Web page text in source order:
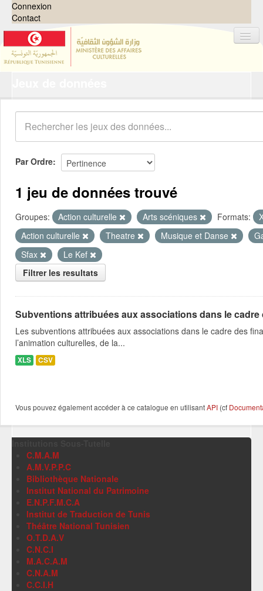
Connexion
Contact
Organisations
Groupes
Demandes 0
À propos
Par Ordre
1 jeu de données trouvé
Groupes: Action culturelle Arts scéniques Formats:
Action culturelle
Theatre Musique et Danse
Sfax
Le Kef
Filtrer les resultats
Subventions attribuées aux associations dans le
Les subventions attribuées aux associations dans le cadre des
l’animation culturelles, de la...
XLS CSV
Vous pouvez également accéder à ce catalogue en utilisantAPI (cf
C.M.A.M
A.M.V.P.P.C
Bibliothèque Nationale
Institut National du Patrimoine
E.N.P.F.M.C.A
Institut de Traduction de Tunis
Théâtre National Tunisien
O.T.D.A.V
C.N.C.I
M.A.C.A.M
C.N.A.M
C.C.I.H